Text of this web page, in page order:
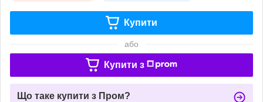
Купити
або
Купити з
Що таке купити з Пром?